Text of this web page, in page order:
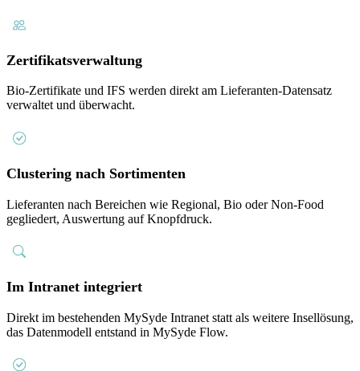
Zertifikatsverwaltung
Bio-Zertifikate und IFS werden direkt am Lieferanten-Datensatz
verwaltet und überwacht.
Clustering nach Sortimenten
Lieferanten nach Bereichen wie Regional, Bio oder Non-Food
gegliedert, Auswertung auf Knopfdruck.
Im Intranet integriert
Direkt im bestehenden MySyde Intranet statt als weitere Insellösung,
das Datenmodell entstand in MySyde Flow.